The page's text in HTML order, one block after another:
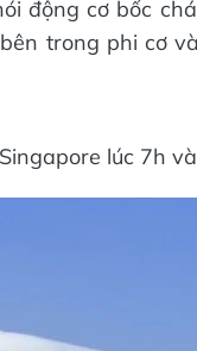
động cơ bốc
trong phi cơ
lúc 7h